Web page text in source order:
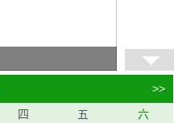
>>
四 五 六